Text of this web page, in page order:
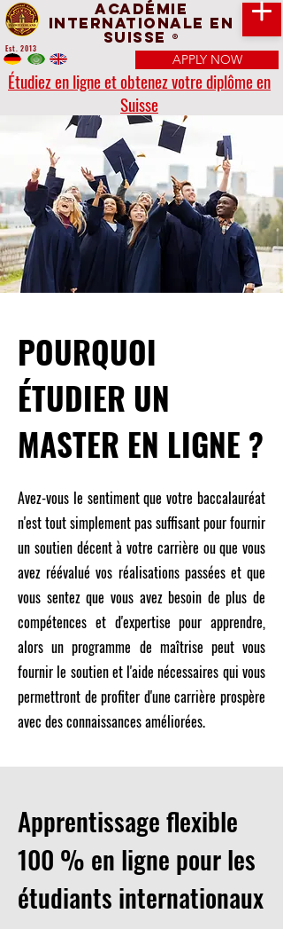
Académie
Internationale en
Suisse ®
APPLY NOW
Étudiez en ligne et obtenez votre diplôme en
Suisse
Est. 2013
POURQUOI
ÉTUDIER UN
MASTER EN LIGNE ?
Avez-vous le sentiment que votre baccalauréat
n'est tout simplement pas suffisant pour fournir
un soutien décent à votre carrière ou que vous
avez réévalué vos réalisations passées et que
vous sentez que vous avez besoin de plus de
compétences et d'expertise pour apprendre,
alors un programme de maîtrise peut vous
fournir le soutien et l'aide nécessaires qui vous
permettront de profiter d'une carrière prospère
avec des connaissances améliorées.
Apprentissage flexible
100 % en ligne pour les
étudiants internationaux